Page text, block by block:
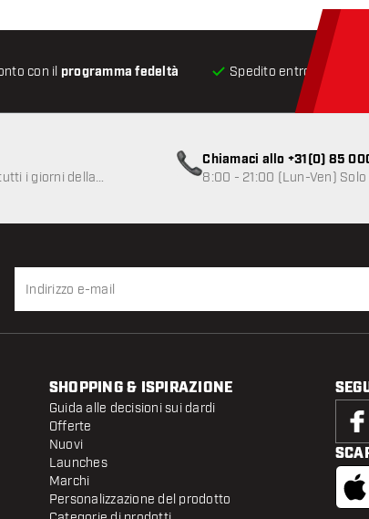
con il programma fedeltà Spedito entro 24 ore
clienti non disponibile
i giorni della
Chiamaci allo +31(0) 85
8:00 - 21:00 (Lun-Ven)
SHOPPING & ISPIRAZIONE
Guida alle decisioni sui dardi
Offerte
Nuovi
Launches
Marchi
Personalizzazione del prodotto